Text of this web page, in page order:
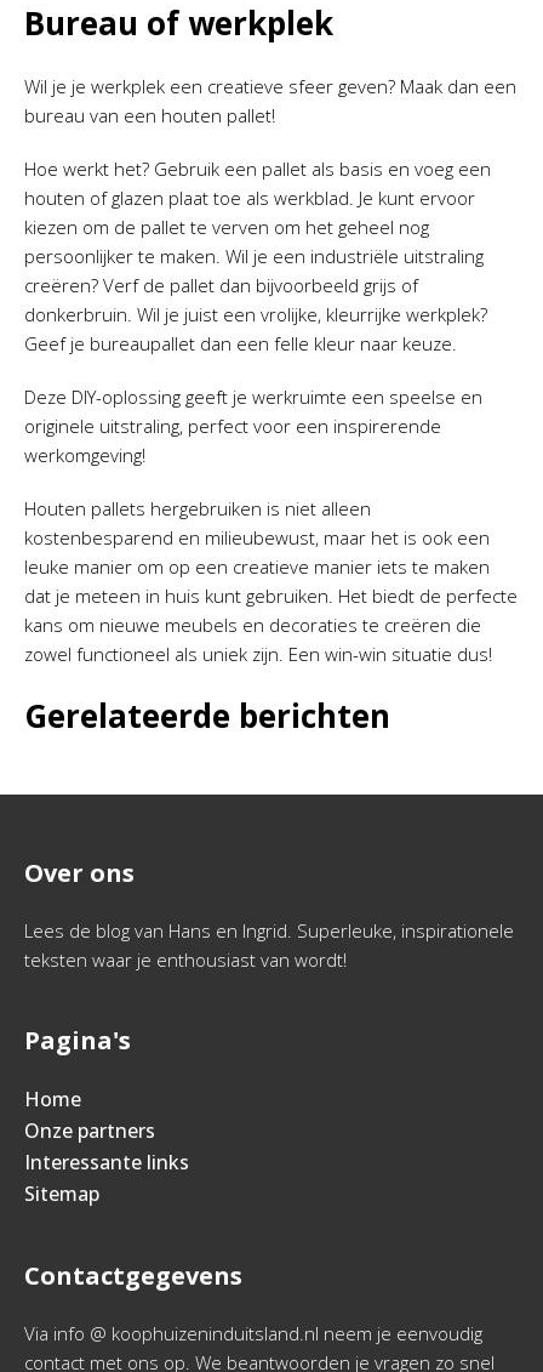
Bureau of werkplek
Wil je je werkplek een creatieve sfeer geven? Maak dan een
bureau van een houten pallet!
Hoe werkt het? Gebruik een pallet als basis en voeg een
houten of glazen plaat toe als werkblad. Je kunt ervoor
kiezen om de pallet te verven om het geheel nog
persoonlijker te maken. Wil je een industriële uitstraling
creëren? Verf de pallet dan bijvoorbeeld grijs of
donkerbruin. Wil je juist een vrolijke, kleurrijke werkplek?
Geef je bureaupallet dan een felle kleur naar keuze.
Deze DIY-oplossing geeft je werkruimte een speelse en
originele uitstraling, perfect voor een inspirerende
werkomgeving!
Houten pallets hergebruiken is niet alleen
kostenbesparend en milieubewust, maar het is ook een
leuke manier om op een creatieve manier iets te maken
dat je meteen in huis kunt gebruiken. Het biedt de perfecte
kans om nieuwe meubels en decoraties te creëren die
zowel functioneel als uniek zijn. Een win-win situatie dus!
Gerelateerde berichten
Over ons
Lees de blog van Hans en Ingrid. Superleuke, inspirationele
teksten waar je enthousiast van wordt!
Pagina's
Home
Onze partners
Interessante links
Sitemap
Contactgegevens
Via info @ koophuizeninduitsland.nl neem je eenvoudig
contact met ons op. We beantwoorden je vragen zo snel